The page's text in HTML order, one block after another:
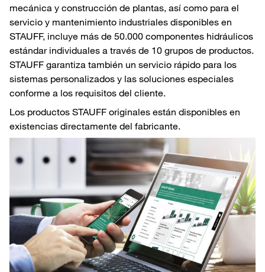
mecánica y construcción de plantas, así como para el
servicio y mantenimiento industriales disponibles en
STAUFF, incluye más de 50.000 componentes hidráulicos
estándar individuales a través de 10 grupos de productos.
STAUFF garantiza también un servicio rápido para los
sistemas personalizados y las soluciones especiales
conforme a los requisitos del cliente.
Los productos STAUFF originales están disponibles en
existencias directamente del fabricante.